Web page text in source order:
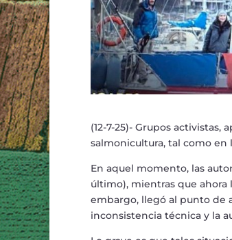
(12-7-25)- Grupos
salmonicultura, tal como
En aquel momento, las
último), mientras que ahora
embargo, llegó al punto de
inconsistencia técnica y la